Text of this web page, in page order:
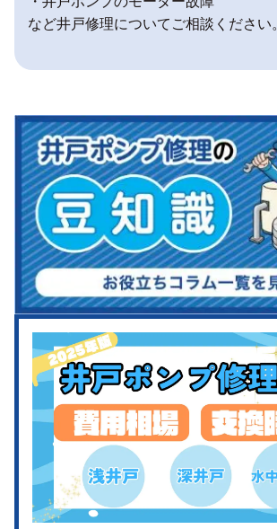
など井戸修理についてご相談ください。